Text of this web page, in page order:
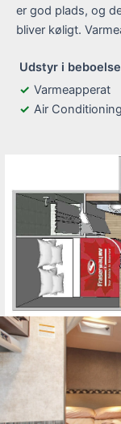
er god plads, og
bliver køligt.
Udstyr i
Varmeapperat
Air Conditioning